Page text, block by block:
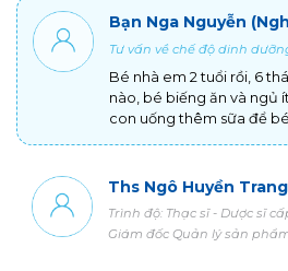
Bạn Nga Nguyễn
Tư vấn về chế độ dinh
Bé nhà em 2 tuổi rồi, 6
nào, bé biếng ăn và ngủ
con uống thêm sữa để
Ths Ngô Huyền Trang
Trình độ: Thạc sĩ - Dược sĩ
Giám đốc Quản lý sản